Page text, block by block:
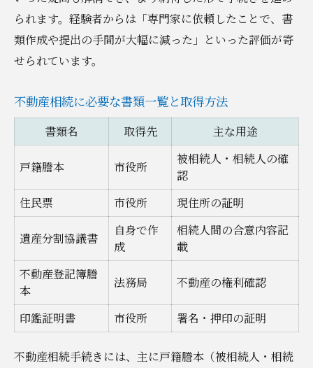
られます。経験者からは「専門家に依頼したことで、書
類作成や提出の手間が大幅に減った」といった評価が寄
せられています。
不動産相続に必要な書類一覧と取得方法
書類名 取得先 主な用途
戸籍謄本 市役所
被相続人・相続人の確
認
住民票
市役所 現住所の証明
遺産分割協議書
自身で作
成
相続人間の合意内容記
載
不動産登記簿謄
本
法務局 不動産の権利確認
印鑑証明書 市役所 署名・押印の証明
不動産相続手続きには、主に戸籍謄本（被相続人・相続